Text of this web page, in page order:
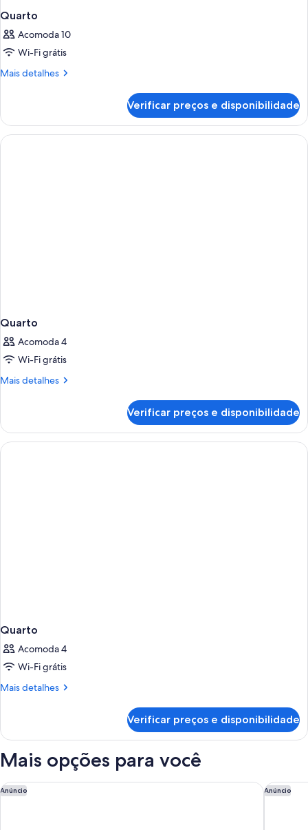
Quarto
Acomoda 10
Wi-Fi grátis
Mais detalhes
Mais
Verificar preços e disponibilidade
Quarto
Acomoda 4
Wi-Fi grátis
Mais detalhes
Mais
Verificar preços e disponibilidade
Quarto
Acomoda 4
Wi-Fi grátis
Mais detalhes
Mais
Verificar preços e disponibilidade
Mais opções para você
Anúncio
Fairmont Royal York Anúncio
Park